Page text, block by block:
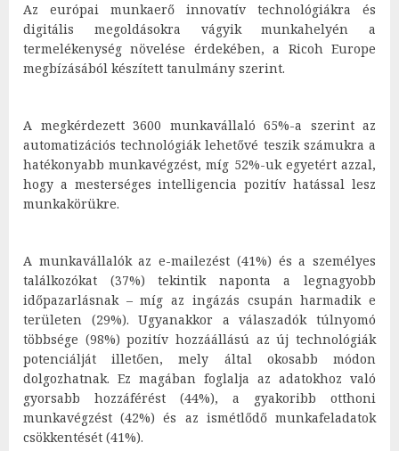
Az európai munkaerő innovatív technológiákra és
digitális megoldásokra vágyik munkahelyén a
termelékenység növelése érdekében, a Ricoh Europe
megbízásából készített tanulmány szerint.
A megkérdezett 3600 munkavállaló 65%-a szerint az
automatizációs technológiák lehetővé teszik számukra a
hatékonyabb munkavégzést, míg 52%-uk egyetért azzal,
hogy a mesterséges intelligencia pozitív hatással lesz
munkakörükre.
A munkavállalók az e-mailezést (41%) és a személyes
találkozókat (37%) tekintik naponta a legnagyobb
időpazarlásnak – míg az ingázás csupán harmadik e
területen (29%). Ugyanakkor a válaszadók túlnyomó
többsége (98%) pozitív hozzáállású az új technológiák
potenciálját illetően, mely által okosabb módon
dolgozhatnak. Ez magában foglalja az adatokhoz való
gyorsabb hozzáférést (44%), a gyakoribb otthoni
munkavégzést (42%) és az ismétlődő munkafeladatok
csökkentését (41%).